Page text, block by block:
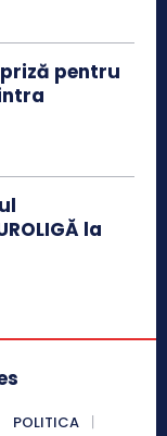
pentru
la
POLITICA